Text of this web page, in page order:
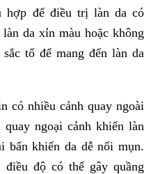
hợp để điều trị làn da có
da xỉn màu hoặc không
tố để mang đến làn da
có nhiều cảnh quay ngoài
ngoại cảnh khiến làn
khiến da dễ nổi mụn.
độ có thể gây quầng